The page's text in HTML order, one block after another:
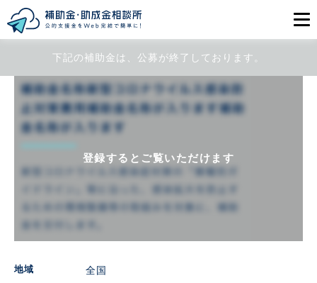
目的から探す
エリアから探す
会員登録 ログイン
下記の補助金は、公募が終了しております。
登録するとご覧いただけます
地域 全国